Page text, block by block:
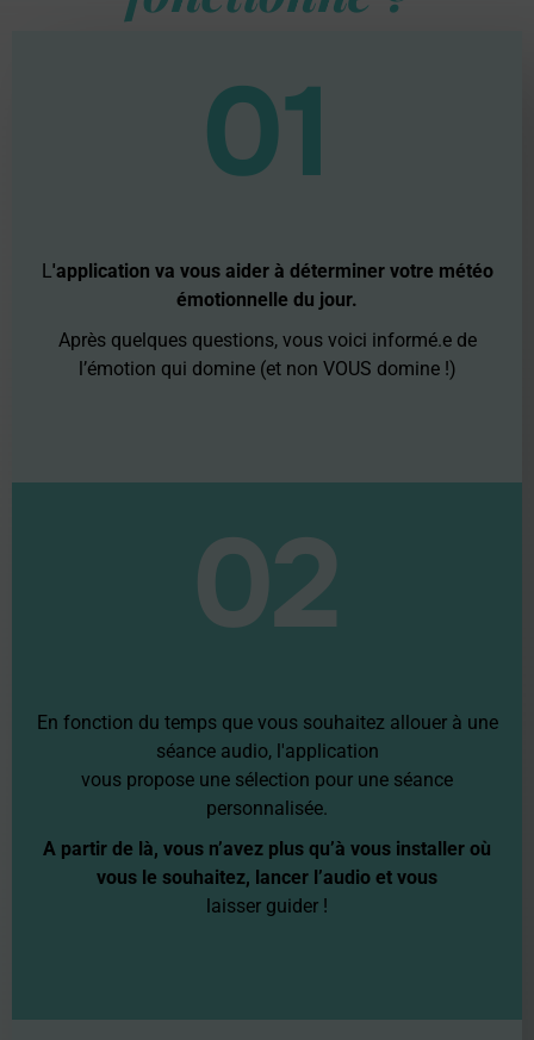
01
L 'application va vous aider à déterminer votre météo
émotionnelle du jour.
Après quelques questions, vous voici informé.e de
l’émotion qui domine (et non VOUS domine !)
02
En fonction du temps que vous souhaitez allouer à une
séance audio, l'application
vous propose une sélection pour une séance
personnalisée.
A partir de là, vous n’avez plus qu’à vous installer où
vous le souhaitez, lancer l’audio et vous
laisser guider !